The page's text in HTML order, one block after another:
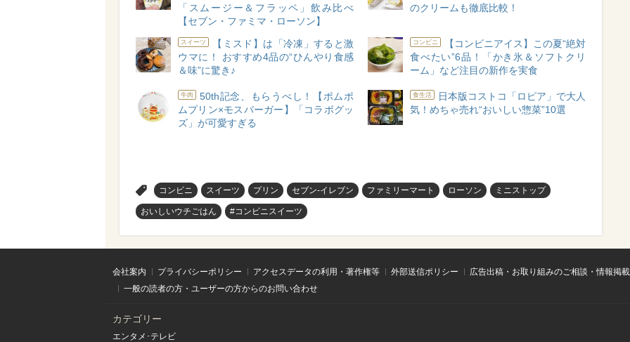
「スムージー＆フラッペ」飲み比べ
【セブン・ファミマ・ローソン】
のクリームも徹底比較！
スイーツ
【ミスド】は「冷凍」すると激
ウマに！ おすすめ4品の“ひんやり食感
＆味”に驚き♪
コンビニ
【コンビニアイス】この夏“絶対
食べたい”6品！「かき氷＆ソフトクリ
ーム」など注目の新作を実食
牛肉
50th記念、もらうべし！【ポムポ
ムプリン×モスバーガー】「コラボグッ
ズ」が可愛すぎる
食生活
日本版コストコ「ロピア」で大人
気！めちゃ売れ“おいしい惣菜”10選
コンビニ スイーツ プリン セブン‐イレブン ファミリーマート ローソン ミニストップ
おいしいウチごはん #コンビニスイーツ
会社案内 プライバシーポリシー アクセスデータの利用・著作権等 外部送信ポリシー
広告出稿・お取り組みのご相談・情報掲
一般の読者の方・ユーザーの方からのお問い合わせ
カテゴリー
エンタメ･テレビ